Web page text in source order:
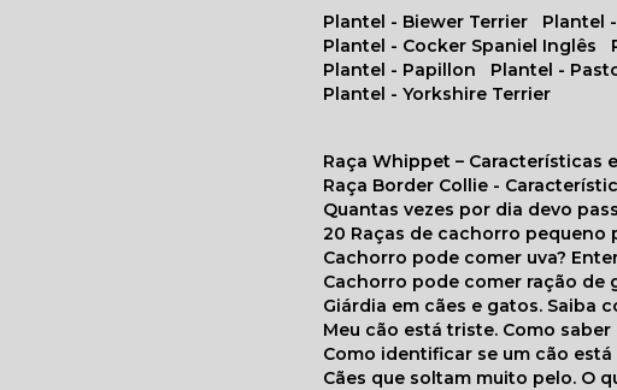
Plantel - Biewer Terrier
Plantel - Cocker Spaniel Inglês
Plantel - Papillon
Plantel -
Plantel - Yorkshire Terrier
Raça Whippet – Características
Raça Border Collie -
Quantas vezes por dia devo
20 Raças de cachorro
Cachorro pode comer uva?
Cachorro pode comer ração de
Giárdia em cães e gatos.
Meu cão está triste. Como
Como identificar se um cão
Cães que soltam muito pelo. O